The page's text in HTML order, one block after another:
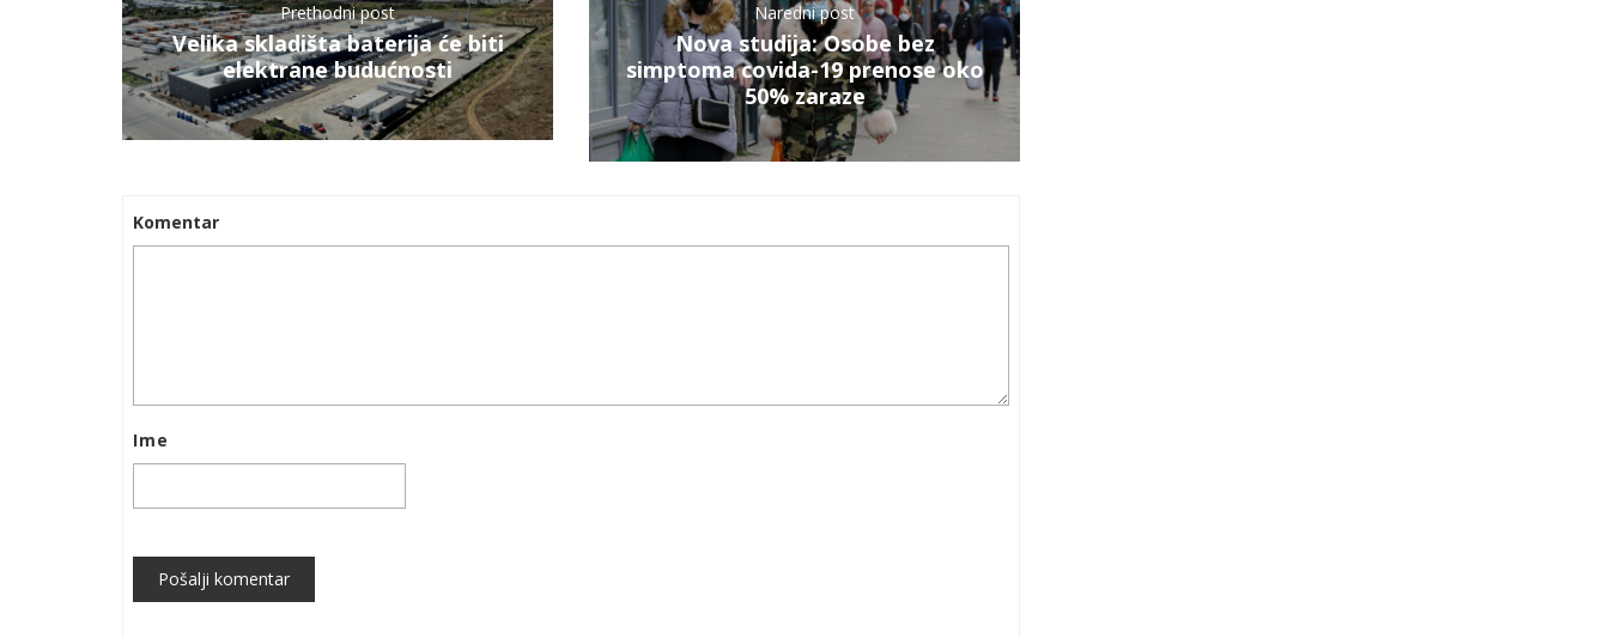
Prethodni post
Velika skladišta baterija će biti
elektrane budućnosti
Naredni post
Nova studija: Osobe bez
simptoma covida-19 prenose oko
50% zaraze
Komentar
Ime
Pošalji komentar